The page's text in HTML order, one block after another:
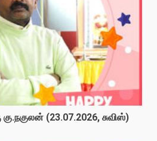
கு.நகுலன் (23.07.2026, சுவிஸ்)